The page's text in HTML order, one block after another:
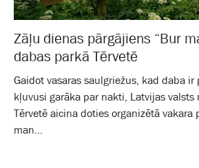
Zāļu dienas pārgājiens “Bur
dabas parkā Tērvetē
Gaidot vasaras saulgriežus, kad daba
kļuvusi garāka par nakti, Latvijas valsts
Tērvetē aicina doties organizētā vakara
man...